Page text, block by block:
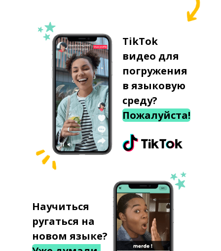
TikTok
видео для
погружения
в языковую
среду?
Пожалуйста!
Научиться
ругаться на
новом языке?